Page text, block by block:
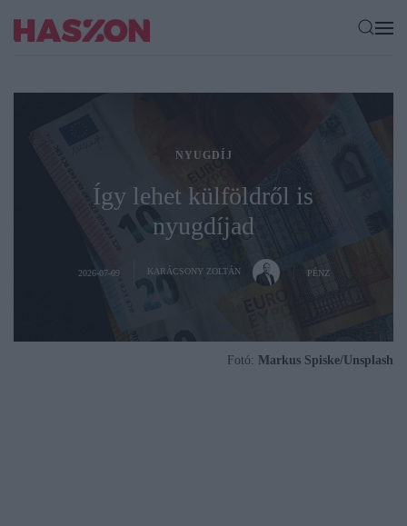
NYUGDÍJ
Így lehet külföldről is
nyugdíjad
2026-07-09 KARÁCSONY ZOLTÁN PÉNZ
Fotó: Markus Spiske/Unsplash